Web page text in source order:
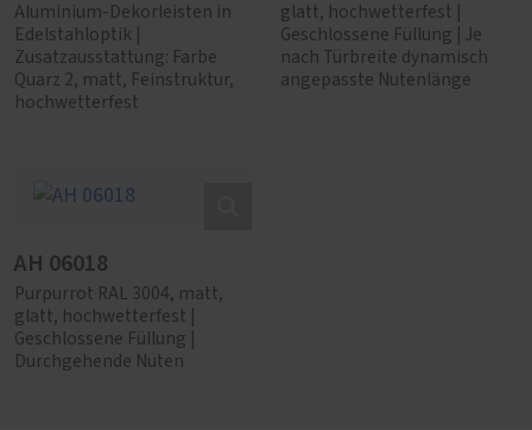
Aluminium-Dekorleisten in
Edelstahloptik |
Zusatzausstattung: Farbe
Quarz 2, matt, Feinstruktur,
hochwetterfest
glatt, hochwetterfest |
Geschlossene Füllung | Je
nach Türbreite dynamisch
angepasste Nutenlänge
AH 06018
Purpurrot RAL 3004, matt,
glatt, hochwetterfest |
Geschlossene Füllung |
Durchgehende Nuten